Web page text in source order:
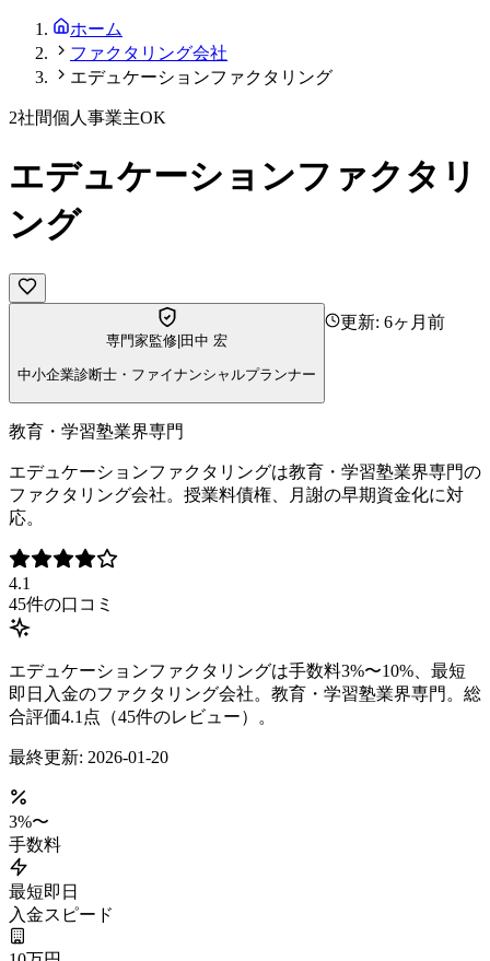
ホーム
ファクタリング会社
エデュケーションファクタリング
2社間個人事業主OK
エデュケーションファクタリ
ング
専門家監修 田中 宏
中小企業診断士・ファイナンシャルプランナー
更新: 6ヶ月前
教育・学習塾業界専門
エデュケーションファクタリングは教育・学習塾業界専門の
ファクタリング会社。授業料債権、月謝の早期資金化に対
応。
4.1
45件の口コミ
エデュケーションファクタリングは手数料3%〜10%、最短
即日入金のファクタリング会社。教育・学習塾業界専門。総
合評価4.1点（45件のレビュー）。
最終更新: 2026-01-20
3%〜
手数料
最短即日
入金スピード